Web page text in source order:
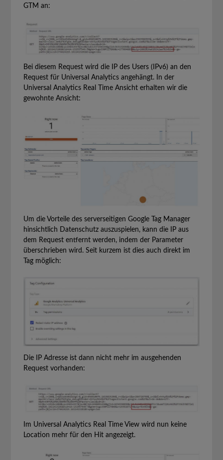
GTM an:
Bei diesem Request wird die IP des Users (IPv6) an den
Request für Universal Analytics angehängt. In der
Universal Analytics Real Time Ansicht erhalten wir die
gewohnte Ansicht:
Um die Vorteile des serverseitigen Google Tag Manager
hinsichtlich Datenschutz auszuspielen, kann die IP aus
dem Request entfernt werden, indem der Parameter
überschrieben wird. Seit kurzem ist dies auch direkt im
Tag möglich:
Die IP Adresse ist dann nicht mehr im ausgehenden
Request vorhanden:
Im Universal Analytics Real Time View wird nun keine
Location mehr für den Hit angezeigt.